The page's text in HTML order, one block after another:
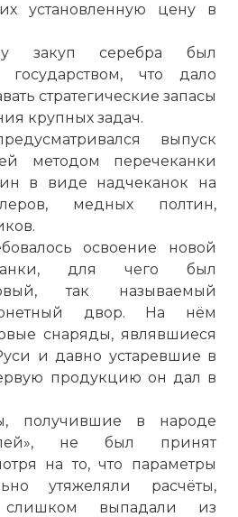
установленную цену в
закуп серебра был
государством, что дало
стратегические запасы
крупных задач.
выпуск
методом перечеканки
в виде надчеканок на
медных полтин,
освоение новой
для чего был
так называемый
двор. На нём
снаряды, являвшиеся
и давно устаревшие в
продукцию он дал в
получившие в народе
не был принят
на то, что параметры
утяжеляли расчёты,
выпадали из